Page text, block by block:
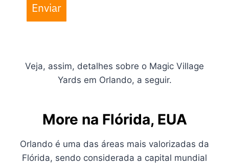
Enviar
Veja, assim, detalhes sobre o Magic Village
Yards em Orlando, a seguir.
More na Flórida, EUA
Orlando é uma das áreas mais valorizadas da
Flórida, sendo considerada a capital mundial